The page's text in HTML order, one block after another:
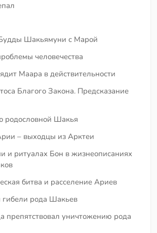
Шакьямуни с Марой
человечества
Маара в действительности
Благого Закона. Предсказание
родословной Шакья
– выходцы из Арктеи
и ритуалах Бон в жизнеописаниях
битва и расселение Ариев
рода Шакьев
препятствовал уничтожению рода